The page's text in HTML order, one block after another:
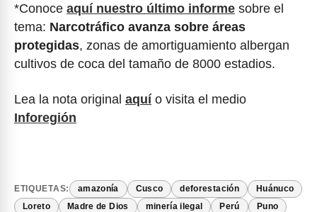
*Conoce aquí nuestro último informe sobre el
tema: Narcotráfico avanza sobre áreas
protegidas, zonas de amortiguamiento albergan
cultivos de coca del tamaño de 8000 estadios.
Lea la nota original aquí o visita el medio
Inforegión
ETIQUETAS: amazonía Cusco deforestación Huánuco
Loreto Madre de Dios minería ilegal Perú Puno